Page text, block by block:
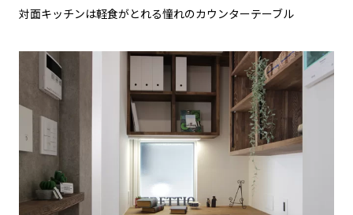
対面キッチンは軽食がとれる憧れのカウンターテーブル